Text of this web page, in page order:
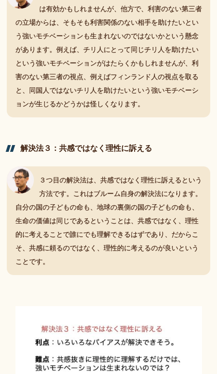
は有効かもしれませんが、他方で、利害のない第三者
の立場からは、そもそも利害関係のない相手を助けたいとい
う強いモチベーションも生まれないのではないかという懸念
があります。例えば、チリ人にとって同じチリ人を助けたい
という強いモチベーションがはたらくかもしれませんが、利
害のない第三者の視点、例えばフィンランド人の視点を取る
と、同国人ではないチリ人を助けたいという強いモチベーシ
ョンが生じるかどうかは怪しくなります。
解決法３： 共感ではなく 理性に訴える
３つ目の解決法は、共感ではなく理性に訴えるという
方法です。これはブルーム自身の解決法になります。
自分の国の子どもの命も、地球の裏側の国の子どもの命も、
生命の価値は同じであるということは、共感ではなく、理性
的に考えることで誰にでも理解できるはずであり、だからこ
そ、共感に頼るのではなく、理性的に考えるのが良いという
ことです。